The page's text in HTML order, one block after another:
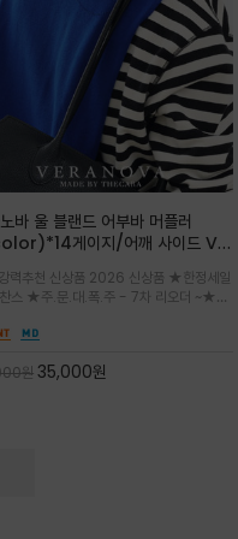
바 울 블랜드 어부바 머플러
게이지/어깨 사이드 VN
감각적인 레이어드 니트 어부바숄/
은은한 V자 조직감과 부드러운
로 완성도를 높였으며, 단조로
력추천 신상품 2026 신상품 ★한정세일
스 ★주.문.대.폭.주 - 7차 리오더 ~★셔
주기 좋으며, 소매 끝단에 위치한 실버
을 동시에
원35,000원